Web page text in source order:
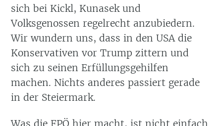
sich bei Kickl, Kunasek und
Volksgenossen regelrecht anzubiedern.
Wir wundern uns, dass in den USA die
Konservativen vor Trump zittern und
sich zu seinen Erfüllungsgehilfen
machen. Nichts anderes passiert gerade
in der Steiermark.
Was die FPÖ hier macht, ist nicht einfach